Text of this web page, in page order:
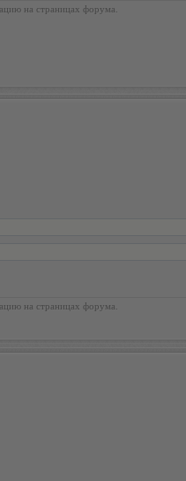
на страницах форума.
на страницах форума.